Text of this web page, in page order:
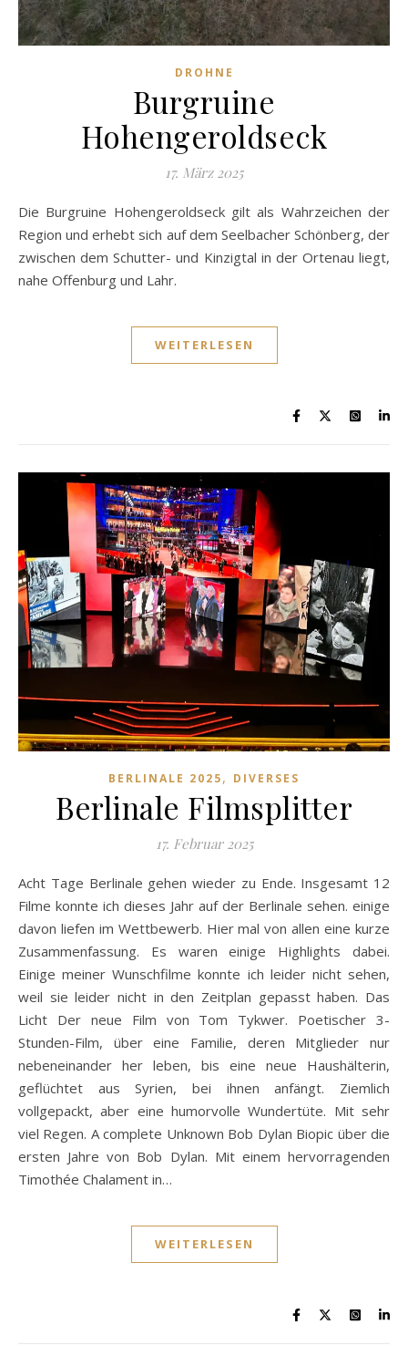
DROHNE
Burgruine
Hohengeroldseck
17. März 2025
Die Burgruine Hohengeroldseck gilt als Wahrzeichen der
Region und erhebt sich auf dem Seelbacher Schönberg, der
zwischen dem Schutter- und Kinzigtal in der Ortenau liegt,
nahe Offenburg und Lahr.
WEITERLESEN
BERLINALE 2025, DIVERSES
Berlinale Filmsplitter
17. Februar 2025
Acht Tage Berlinale gehen wieder zu Ende. Insgesamt 12
Filme konnte ich dieses Jahr auf der Berlinale sehen. einige
davon liefen im Wettbewerb. Hier mal von allen eine kurze
Zusammenfassung. Es waren einige Highlights dabei.
Einige meiner Wunschfilme konnte ich leider nicht sehen,
weil sie leider nicht in den Zeitplan gepasst haben. Das
Licht Der neue Film von Tom Tykwer. Poetischer 3-
Stunden-Film, über eine Familie, deren Mitglieder nur
nebeneinander her leben, bis eine neue Haushälterin,
geflüchtet aus Syrien, bei ihnen anfängt. Ziemlich
vollgepackt, aber eine humorvolle Wundertüte. Mit sehr
viel Regen. A complete Unknown Bob Dylan Biopic über die
ersten Jahre von Bob Dylan. Mit einem hervorragenden
Timothée Chalament in…
WEITERLESEN